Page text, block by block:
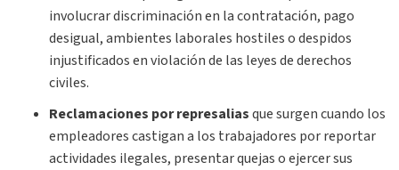
involucrar discriminación en la contratación, pago
desigual, ambientes laborales hostiles o despidos
injustificados en violación de las leyes de derechos
civiles.
Reclamaciones por represaliasque surgen cuando los
empleadores castigan a los trabajadores por reportar
actividades ilegales, presentar quejas o ejercer sus